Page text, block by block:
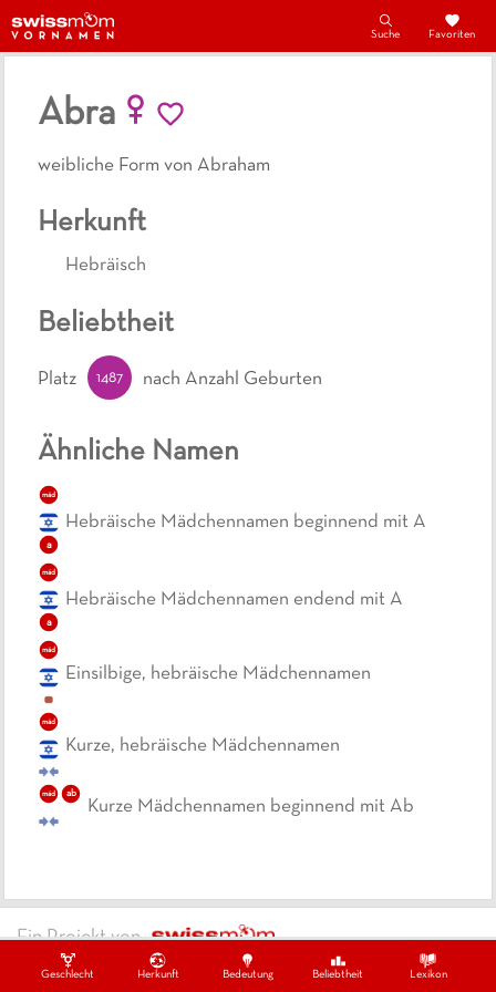
Geschlecht Herkunft Bedeutung Beliebtheit Lexikon
Suche Favoriten
Abra
weibliche Form von Abraham
Herkunft
Hebräisch
Ähnliche Namen
mäd
a
Hebräische Mädchennamen beginnend mit A
mäd
a
Hebräische Mädchennamen endend mit A
mäd
Einsilbige, hebräische Mädchennamen
mäd
Kurze, hebräische Mädchennamen
mäd ab
Kurze Mädchennamen beginnend mit Ab
Beliebtheit
Platz 1487 nach Anzahl Geburten
Ein Projekt von
Datenschutzbestimmungen Impressum
Kontakt
Copywrite ©
2026swissmom